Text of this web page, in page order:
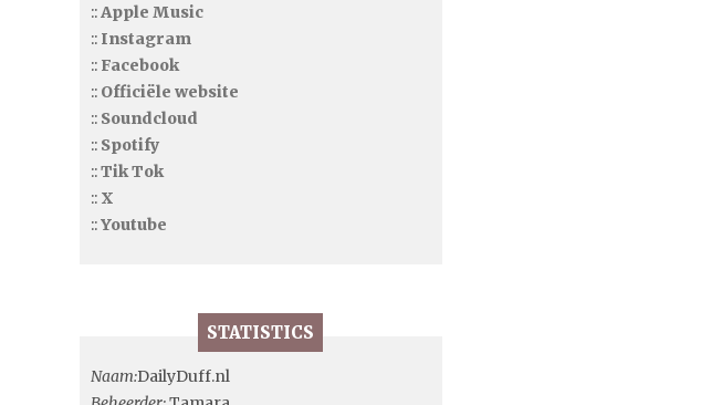
::Apple Music
:: Instagram
:: Facebook
:: Officiële website
:: Soundcloud
:: Spotify
::Tik Tok
:: X
::Youtube
STATISTICS
Naam:DailyDuff.nl